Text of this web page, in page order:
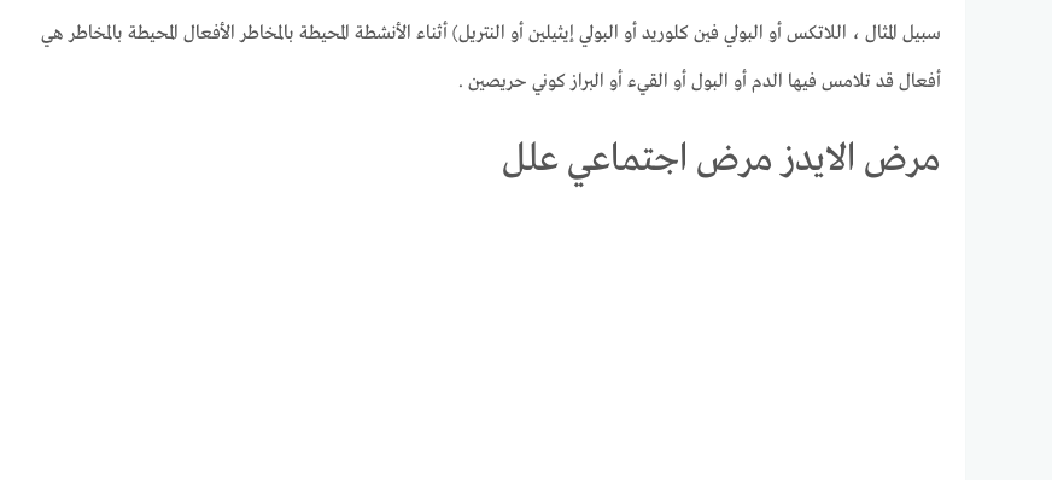
سبيل المثال ، اللاتكس أو البولي فين كلوريد أو البولي إيثيلين أو النتريل) أثناء الأنشطة المحيطة بالمخاطر الأفعال المحيطة بالمخاطر هي
أفعال قد تلامس فيها الدم أو البول أو القيء أو البراز كوني حريصين .
مرض الايدز مرض اجتماعي علل